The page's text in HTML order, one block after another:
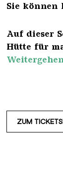
Sie können
Auf dieser
Hütte für
ZUM